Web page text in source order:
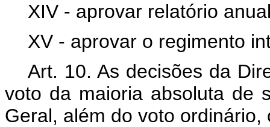
XIV - aprovar relatório
XV - aprovar o regimento
Art. 10. As decisões da
voto da maioria absoluta de
Geral, além do voto ordinário,